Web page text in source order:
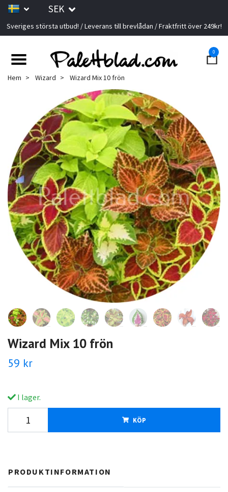
SEK
Sveriges största utbud! / Leverans till brevlådan / Fraktfritt över 249kr!
0
Hem Wizard Wizard Mix 10 frön
Wizard Mix 10 frön
59 kr
I lager.
KÖP
PRODUKTINFORMATION